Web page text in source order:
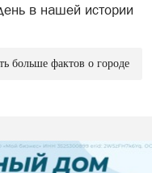
в нашей истории
больше фактов о городе